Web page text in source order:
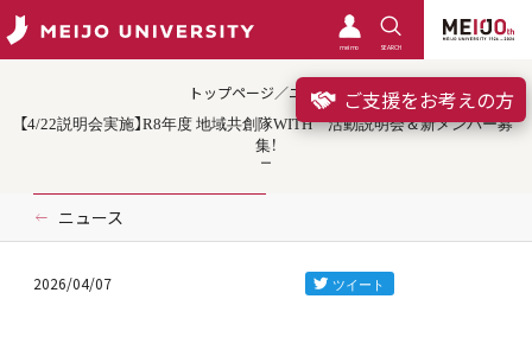
meimo SEARCH
ご支援をお考えの方
トップページ／ニュース
【4/22説明会実施】R8年度 地域共創隊WITH 活動説明会＆新メンバー募
集！
ニュース
2026/04/07